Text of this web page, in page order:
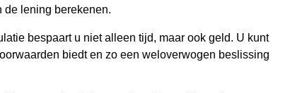
de lening berekenen.
bespaart u niet alleen tijd, maar ook geld. U kunt
biedt en zo een weloverwogen beslissing